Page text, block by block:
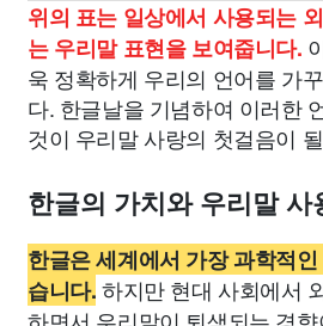
위의 표는 일상에서 사용되는
는 우리말 표현을 보여줍니다.
욱 정확하게 우리의 언어를 가
다. 한글날을 기념하여 이러한
것이 우리말 사랑의 첫걸음이
한글의 가치와 우리말 사
한글은 세계에서 가장 과학적
습니다.하지만 현대 사회에서